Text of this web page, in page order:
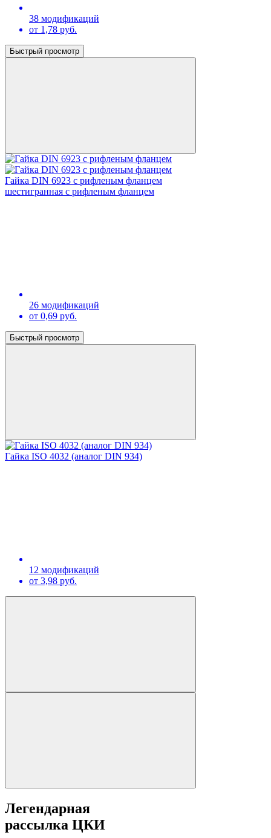
38 модификаций
от 1,78 руб.
Быстрый просмотр
Гайка DIN 6923 с рифленым фланцем
шестигранная с рифленым фланцем
26 модификаций
от 0,69 руб.
Быстрый просмотр
Гайка ISO 4032 (аналог DIN 934)
12 модификаций
от 3,98 руб.
Легендарная
рассылка ЦКИ